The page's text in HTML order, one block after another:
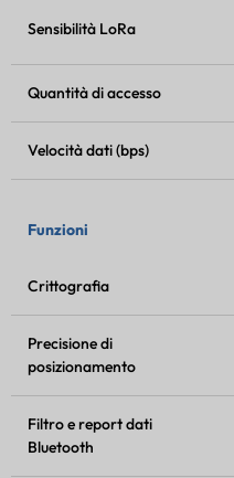
Sensibilità LoRa
Quantità di accesso
Velocità dati (bps)
Funzioni
Crittografia
Precisione di
posizionamento
Filtro e report dati
Bluetooth